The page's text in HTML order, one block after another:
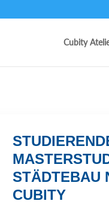
Cubity
STÄDTEBAU
CUBITY